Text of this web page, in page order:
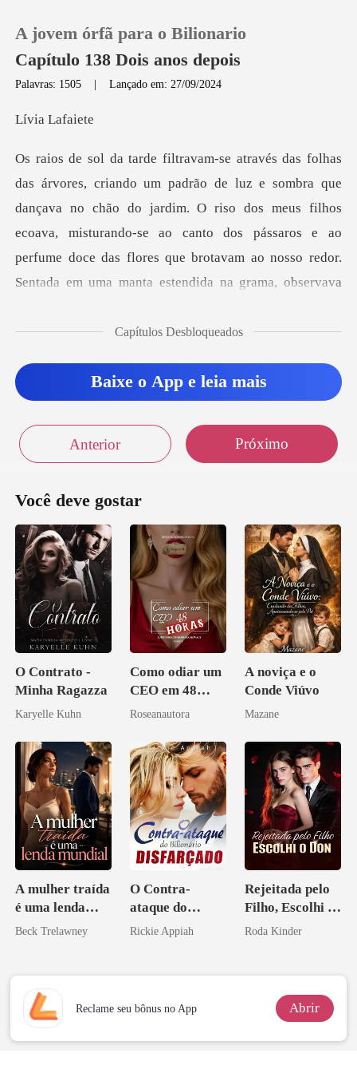
Loja
Histórico
Sair
A jovem órfã para o Bilionario
Capítulo 138 Dois anos depois
Palavras: 1505 |Lançado em: 27/09/2024
Lafa
çava no chão do jardim. O riso dos meus filhos
ecoava, misturando-se ao canto dos pássaros e ao
perfume doce da
Capítulos Desbloqueados
Baixe o App e leia mais
Anterior Próximo
Você deve gostar
O Contrato -
Minha Ragazza
Karyelle Kuhn
Como odiar um
CEO em 48
horas
Roseanautora
A noviça e o
Conde Viúvo
Mazane
A mulher traída
é uma lenda
mundial
Beck Trelawney
O Contra-
ataque do
Bilionário
Rickie Appiah
Rejeitada pelo
Filho, Escolhi o
Don
Roda Kinder
Reclame seu bônus no App Abrir